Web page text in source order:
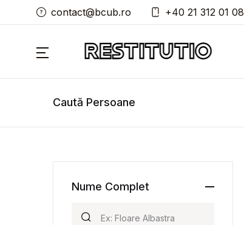
contact@bcub.ro +40 21 312 01 08
Caută Persoane
Nume Complet